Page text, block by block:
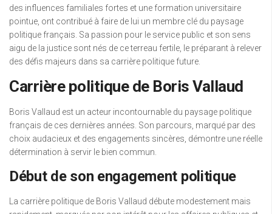
des influences familiales fortes et une formation universitaire
pointue, ont contribué à faire de lui un membre clé du paysage
politique français. Sa passion pour le service public et son sens
aigu de la justice sont nés de ce terreau fertile, le préparant à relever
des défis majeurs dans sa carrière politique future.
Carrière politique de Boris Vallaud
Boris Vallaud est un acteur incontournable du paysage politique
français de ces dernières années. Son parcours, marqué par des
choix audacieux et des engagements sincères, démontre une réelle
détermination à servir le bien commun.
Début de son engagement politique
La carrière politique de Boris Vallaud débute modestement mais